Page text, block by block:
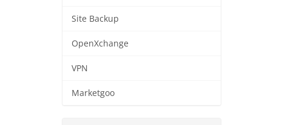
Site Backup
OpenXchange
VPN
Marketgoo